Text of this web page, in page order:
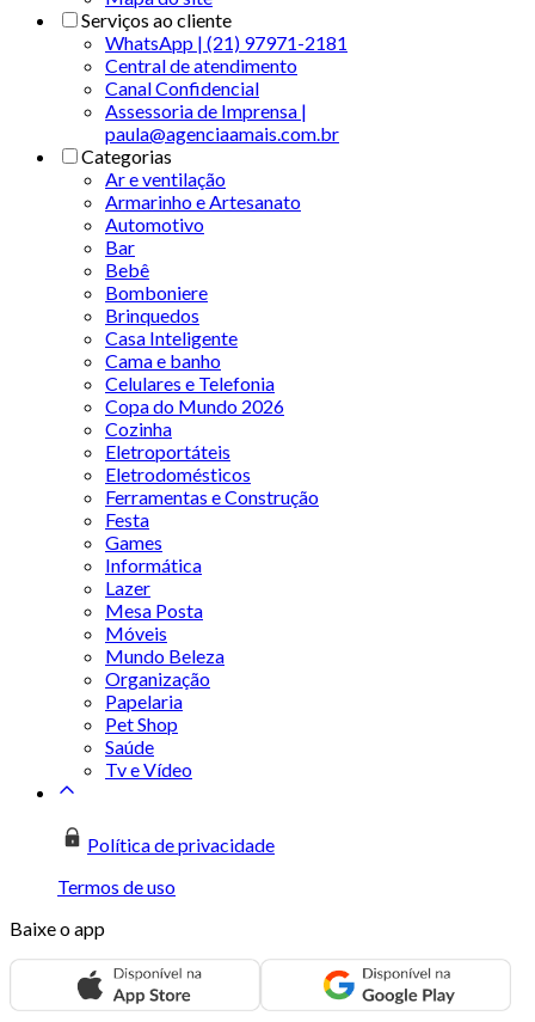
Serviços ao cliente
WhatsApp | (21) 97971-2181
Central de atendimento
Canal Confidencial
Assessoria de Imprensa |
paula@agenciaamais.com.br
Categorias
Ar e ventilação
Armarinho e Artesanato
Automotivo
Bar
Bebê
Bomboniere
Brinquedos
Casa Inteligente
Cama e banho
Celulares e Telefonia
Copa do Mundo 2026
Cozinha
Eletroportáteis
Eletrodomésticos
Ferramentas e Construção
Festa
Games
Informática
Lazer
Mesa Posta
Móveis
Mundo Beleza
Organização
Papelaria
Pet Shop
Saúde
Tv e Vídeo
Política de privacidade
Termos de uso
Baixe o app